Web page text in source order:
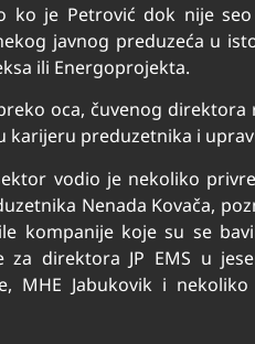
ko je Petrović dok nije
javnog preduzeća u
ili Energoprojekta.
oca, čuvenog
karijeru preduzetnika i
vodio je nekoliko
Nenada Kovača,
kompanije koje su se
direktora JP EMS u
MHE Jabukovik i